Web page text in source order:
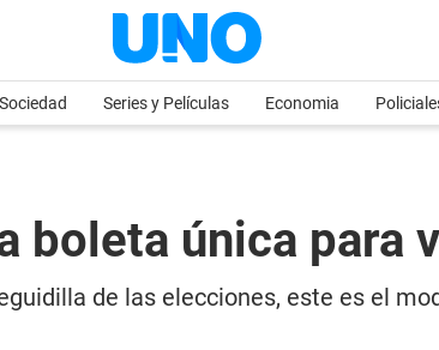
Sociedad Series y Películas Economia
boleta única para
de las elecciones, este es el